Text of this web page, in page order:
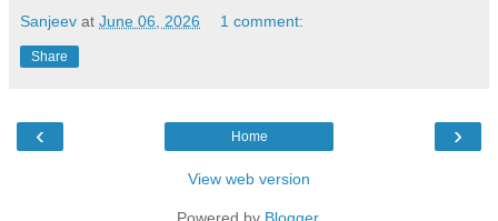
Sanjeev at June 06, 2026 1 comment:
Share
‹ ›
Home
View web version
Powered by Blogger.